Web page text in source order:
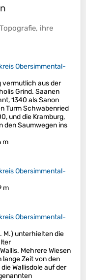
Topografie, ihre
Obersimmental-
vermutlich aus der
Grind. Saanen
1340 als Sanon
Turm Schwabenried
und die Kramburg,
den Saumwegen ins
m
Obersimmental-
m
Obersimmental-
M.) unterhielten die
Mehrere Wiesen
Zeit von den
Wallisdole auf der